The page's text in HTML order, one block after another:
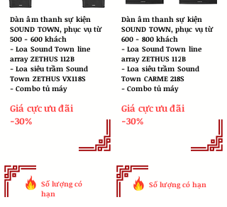
Dàn âm thanh sự kiện
SOUND TOWN, phục vụ từ
500 - 600 khách
​- Loa Sound Town line
array ZETHUS 112B
- Loa siêu trầm Sound
Town ZETHUS VX118S
- Combo tủ máy
Giá cực ưu đãi
-30%
Dàn âm thanh sự kiện
SOUND TOWN, phục vụ từ
600 - 800 khách
​- Loa Sound Town line
array ZETHUS 112B
- Loa siêu trầm Sound
Town CARME 218S
- Combo tủ máy
Giá cực ưu đãi
-30%
Số lượng có
hạn
Số lượng có hạn